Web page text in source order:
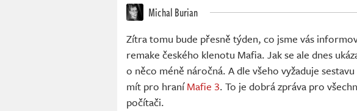
Michal Burian
Zítra tomu bude přesně týden, co jsme vás
remake českého klenotu Mafia. Jak se ale dnes
o něco méně náročná. A dle všeho vyžaduje
mít pro hraníMafie 3. To je dobrá zpráva pro
počítači.